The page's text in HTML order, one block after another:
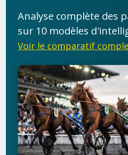
Analyse complète des
sur 10 modèles
Voir le comparatif